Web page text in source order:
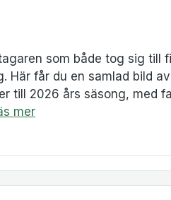
som både tog sig till
Här får du en samlad bild av
till 2026 års säsong, med
mer